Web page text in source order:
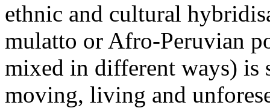
ethnic and cultural
mulatto or Afro-Peruvian
mixed in different ways) is
moving, living and